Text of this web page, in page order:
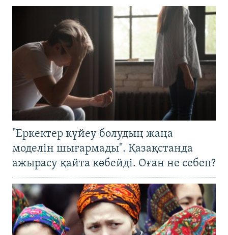
"Еркектер күйеу болудың жаңа
моделін шығармады". Қазақстанда
ажырасу қайта көбейді. Оған не себеп?